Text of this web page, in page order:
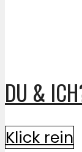
DU &
Klick rein